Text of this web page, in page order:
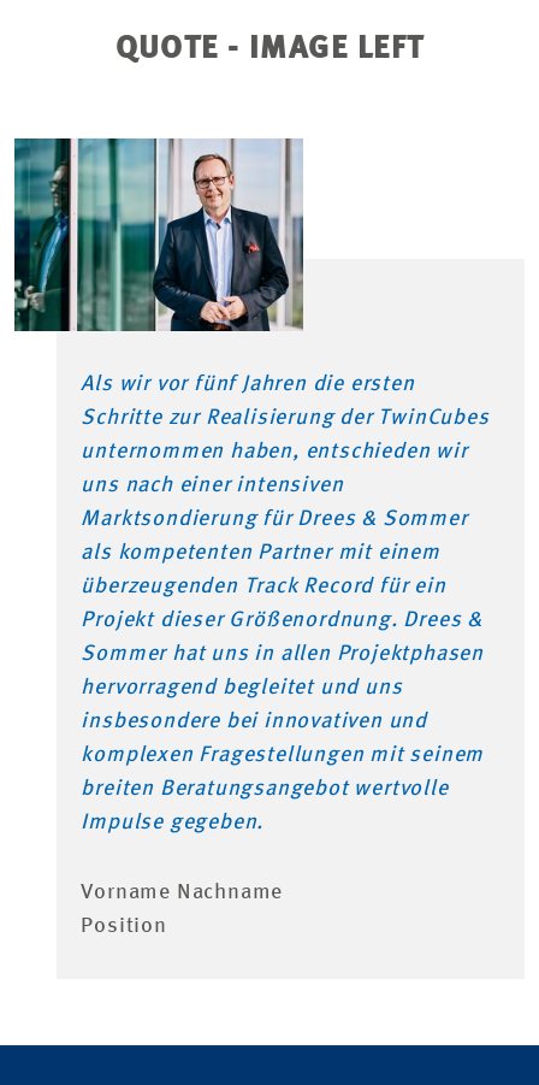
QUOTE - IMAGE LEFT
Als wir vor fünf Jahren die ersten
Schritte zur Realisierung der TwinCubes
unternommen haben, entschieden wir
uns nach einer intensiven
Marktsondierung für Drees & Sommer
als kompetenten Partner mit einem
überzeugenden Track Record für ein
Projekt dieser Größenordnung. Drees &
Sommer hat uns in allen Projektphasen
hervorragend begleitet und uns
insbesondere bei innovativen und
komplexen Fragestellungen mit seinem
breiten Beratungsangebot wertvolle
Impulse gegeben.
Vorname Nachname
Position